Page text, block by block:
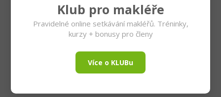
Klub pro makléře
Pravidelné online setkávání makléřů. Tréninky,
kurzy + bonusy pro členy
Více o KLUBu